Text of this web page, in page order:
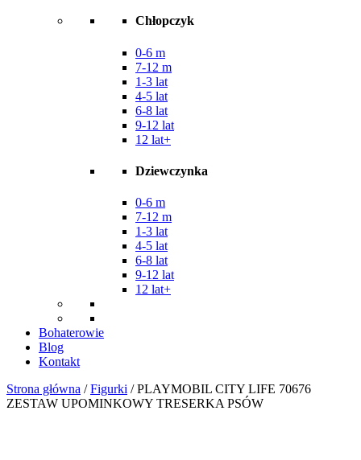
Chłopczyk
0-6 m
7-12 m
1-3 lat
4-5 lat
6-8 lat
9-12 lat
12 lat+
Dziewczynka
0-6 m
7-12 m
1-3 lat
4-5 lat
6-8 lat
9-12 lat
12 lat+
Bohaterowie
Blog
Kontakt
Strona główna /Figurki / PLAYMOBIL CITY LIFE 70676
ZESTAW UPOMINKOWY TRESERKA PSÓW